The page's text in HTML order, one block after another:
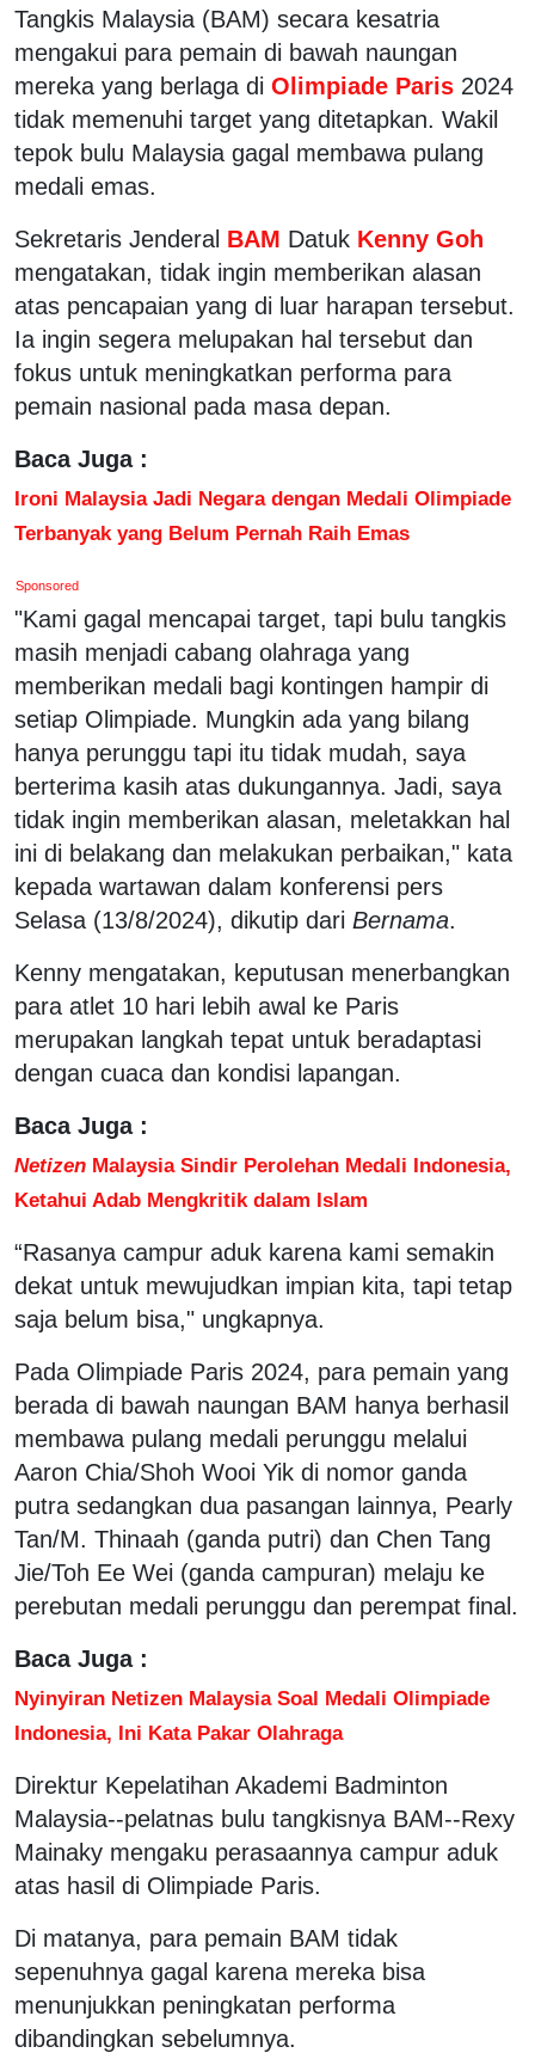
Tangkis Malaysia (BAM) secara kesatria
mengakui para pemain di bawah naungan
mereka yang berlaga di Olimpiade Paris 2024
tidak memenuhi target yang ditetapkan. Wakil
tepok bulu Malaysia gagal membawa pulang
medali emas.
Sekretaris Jenderal BAM Datuk Kenny Goh
mengatakan, tidak ingin memberikan alasan
atas pencapaian yang di luar harapan tersebut.
Ia ingin segera melupakan hal tersebut dan
fokus untuk meningkatkan performa para
pemain nasional pada masa depan.
Baca Juga :
Ironi Malaysia Jadi Negara dengan Medali Olimpiade
Terbanyak yang Belum Pernah Raih Emas
Sponsored
"Kami gagal mencapai target, tapi bulu tangkis
masih menjadi cabang olahraga yang
memberikan medali bagi kontingen hampir di
setiap Olimpiade. Mungkin ada yang bilang
hanya perunggu tapi itu tidak mudah, saya
berterima kasih atas dukungannya. Jadi, saya
tidak ingin memberikan alasan, meletakkan hal
ini di belakang dan melakukan perbaikan," kata
kepada wartawan dalam konferensi pers
Selasa (13/8/2024), dikutip dari Bernama.
Kenny mengatakan, keputusan menerbangkan
para atlet 10 hari lebih awal ke Paris
merupakan langkah tepat untuk beradaptasi
dengan cuaca dan kondisi lapangan.
Baca Juga :
Netizen Malaysia Sindir Perolehan Medali Indonesia,
Ketahui Adab Mengkritik dalam Islam
“Rasanya campur aduk karena kami semakin
dekat untuk mewujudkan impian kita, tapi tetap
saja belum bisa," ungkapnya.
Pada Olimpiade Paris 2024, para pemain yang
berada di bawah naungan BAM hanya berhasil
membawa pulang medali perunggu melalui
Aaron Chia/Shoh Wooi Yik di nomor ganda
putra sedangkan dua pasangan lainnya, Pearly
Tan/M. Thinaah (ganda putri) dan Chen Tang
Jie/Toh Ee Wei (ganda campuran) melaju ke
perebutan medali perunggu dan perempat final.
Baca Juga :
Nyinyiran Netizen Malaysia Soal Medali Olimpiade
Indonesia, Ini Kata Pakar Olahraga
Direktur Kepelatihan Akademi Badminton
Malaysia--pelatnas bulu tangkisnya BAM--Rexy
Mainaky mengaku perasaannya campur aduk
atas hasil di Olimpiade Paris.
Di matanya, para pemain BAM tidak
sepenuhnya gagal karena mereka bisa
menunjukkan peningkatan performa
dibandingkan sebelumnya.